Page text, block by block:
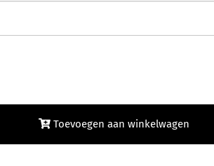
Toevoegen aan winkelwagen